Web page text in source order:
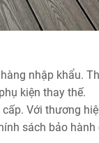
nhập khẩu.
kiện thay thế.
Với thương
sách bảo